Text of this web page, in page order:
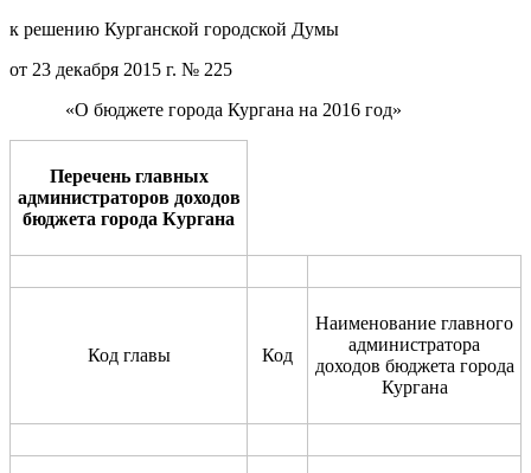
к решению Курганской городской Думы
от 23 декабря 2015 г. № 225
«О бюджете города Кургана на 2016 год»
Перечень главных
администраторов доходов
бюджета города Кургана
Код главы Код
Наименование главного
администратора
доходов бюджета города
Кургана